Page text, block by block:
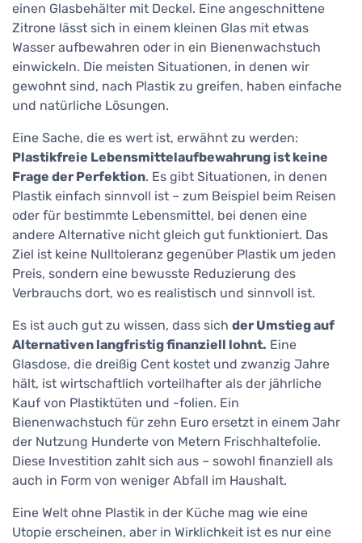
einen Glasbehälter mit Deckel. Eine angeschnittene
Zitrone lässt sich in einem kleinen Glas mit etwas
Wasser aufbewahren oder in ein Bienenwachstuch
einwickeln. Die meisten Situationen, in denen wir
gewohnt sind, nach Plastik zu greifen, haben einfache
und natürliche Lösungen.
Eine Sache, die es wert ist, erwähnt zu werden:
Plastikfreie Lebensmittelaufbewahrung ist keine
Frage der Perfektion. Es gibt Situationen, in denen
Plastik einfach sinnvoll ist – zum Beispiel beim Reisen
oder für bestimmte Lebensmittel, bei denen eine
andere Alternative nicht gleich gut funktioniert. Das
Ziel ist keine Nulltoleranz gegenüber Plastik um jeden
Preis, sondern eine bewusste Reduzierung des
Verbrauchs dort, wo es realistisch und sinnvoll ist.
Es ist auch gut zu wissen, dass sich der Umstieg auf
Alternativen langfristig finanziell lohnt. Eine
Glasdose, die dreißig Cent kostet und zwanzig Jahre
hält, ist wirtschaftlich vorteilhafter als der jährliche
Kauf von Plastiktüten und -folien. Ein
Bienenwachstuch für zehn Euro ersetzt in einem Jahr
der Nutzung Hunderte von Metern Frischhaltefolie.
Diese Investition zahlt sich aus – sowohl finanziell als
auch in Form von weniger Abfall im Haushalt.
Eine Welt ohne Plastik in der Küche mag wie eine
Utopie erscheinen, aber in Wirklichkeit ist es nur eine